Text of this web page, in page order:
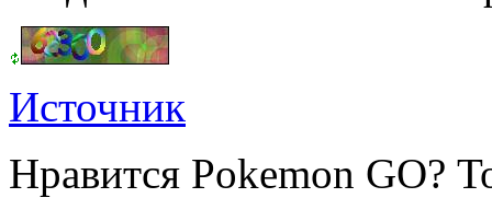
Источник
Нравится Pokemon GO?